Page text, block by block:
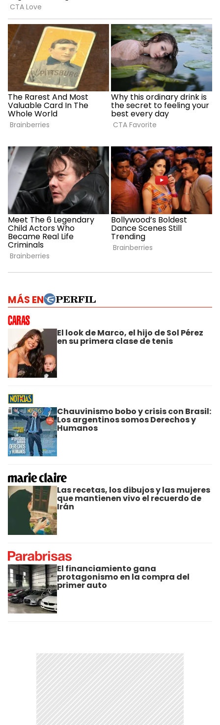
MÁS EN
El look de Marco, el hijo de Sol Pérez
en su primera clase de tenis
Chauvinismo bobo y crisis con Brasil:
Los argentinos somos Derechos y
Humanos
Las recetas, los dibujos y las mujeres
que mantienen vivo el recuerdo de
Irán
El financiamiento gana
protagonismo en la compra del
primer auto